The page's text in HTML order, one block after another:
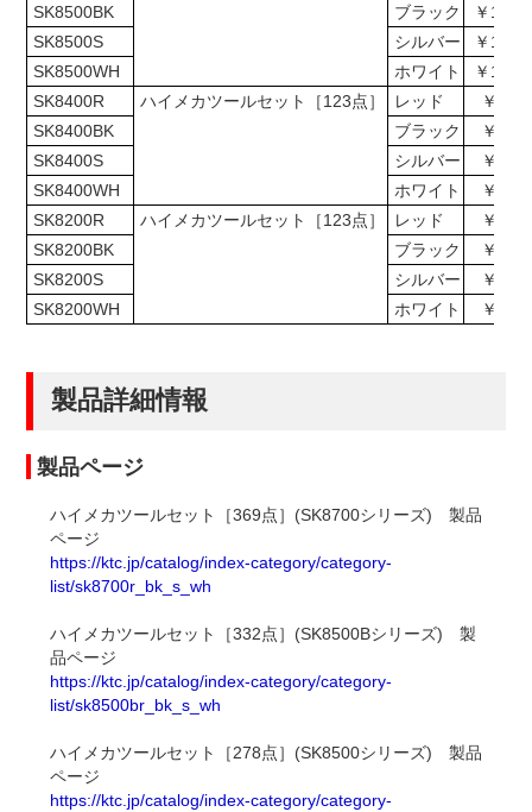
SK8500BK
ブラック
￥
SK8500S
シルバー
￥
SK8500WH
ホワイト
￥
SK8400R
ハイメカツールセット［123点］ レッド
￥
SK8400BK
ブラック
￥
SK8400S
シルバー
￥
SK8400WH
ホワイト
￥
SK8200R
ハイメカツールセット［123点］ レッド
￥
SK8200BK
ブラック
￥
SK8200S
シルバー
￥
SK8200WH
ホワイト ￥
製品詳細情報
製品ページ
ハイメカツールセット［369点］(SK8700シリーズ) 製品
ページ
https://ktc.jp/catalog/index-category/category-
list/sk8700r_bk_s_wh
ハイメカツールセット［332点］(SK8500Bシリーズ) 製
品ページ
https://ktc.jp/catalog/index-category/category-
list/sk8500br_bk_s_wh
ハイメカツールセット［278点］(SK8500シリーズ) 製品
ページ
https://ktc.jp/catalog/index-category/category-